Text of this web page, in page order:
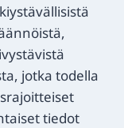
jotka todella
tiedot